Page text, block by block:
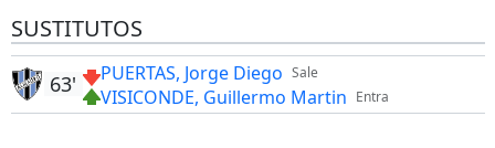
SUSTITUTOS
Sale
PUERTAS, Jorge Diego
Entra
VISICONDE, Guillermo Martin
63'